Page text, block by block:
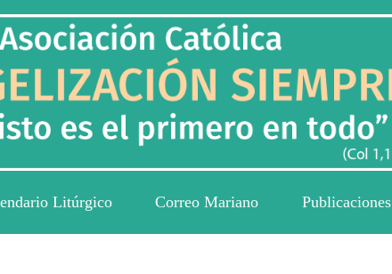
Litúrgico Correo Mariano Publicaciones